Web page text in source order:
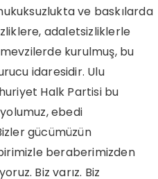
ve baskılarda
adaletsizliklerle
kurulmuş, bu
idaresidir. Ulu
Halk Partisi bu
ebedi
gücümüzün
beraberimizden
Biz varız. Biz